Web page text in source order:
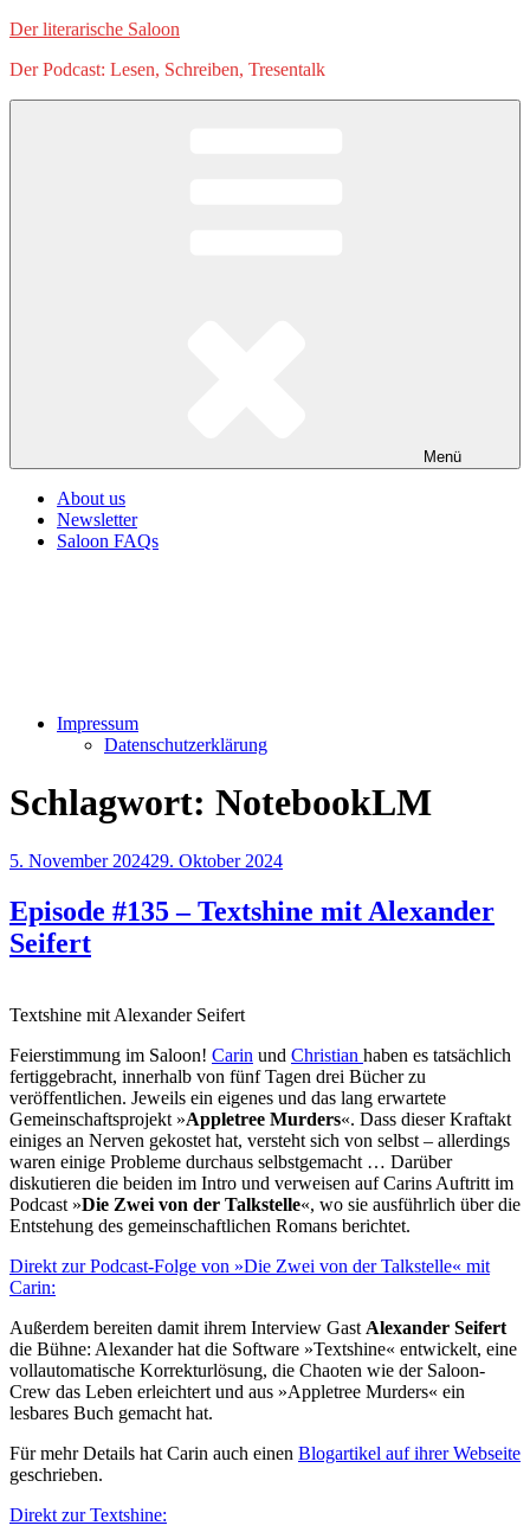
Zum
springen
Der literarische Saloon
Der Podcast: Lesen, Schreiben, Tresentalk
Menü
About us
Newsletter
Saloon FAQs
Impressum
Datenschutzerklärung
Schlagwort: NotebookLM
Veröffentlicht
5. November 202429. Oktober 2024
Episode #135 – Textshine mit Alexander
Seifert
Textshine mit Alexander Seifert
Feierstimmung im Saloon! Carin und Christian haben es tatsächlich
fertiggebracht, innerhalb von fünf Tagen drei Bücher zu
veröffentlichen. Jeweils ein eigenes und das lang erwartete
Gemeinschaftsprojekt »Appletree Murders«. Dass dieser Kraftakt
einiges an Nerven gekostet hat, versteht sich von selbst – allerdings
waren einige Probleme durchaus selbstgemacht … Darüber
diskutieren die beiden im Intro und verweisen auf Carins Auftritt im
Podcast »Die Zwei von der Talkstelle«, wo sie ausführlich über die
Entstehung des gemeinschaftlichen Romans berichtet.
Direkt zur Podcast-Folge von »Die Zwei von der Talkstelle« mit
Carin:
Außerdem bereiten damit ihrem Interview Gast Alexander Seifert
die Bühne: Alexander hat die Software »Textshine« entwickelt, eine
vollautomatische Korrekturlösung, die Chaoten wie der Saloon-
Crew das Leben erleichtert und aus »Appletree Murders« ein
lesbares Buch gemacht hat.
Für mehr Details hat Carin auch einen Blogartikel auf ihrer Webseite
geschrieben.
Direkt zur Textshine: